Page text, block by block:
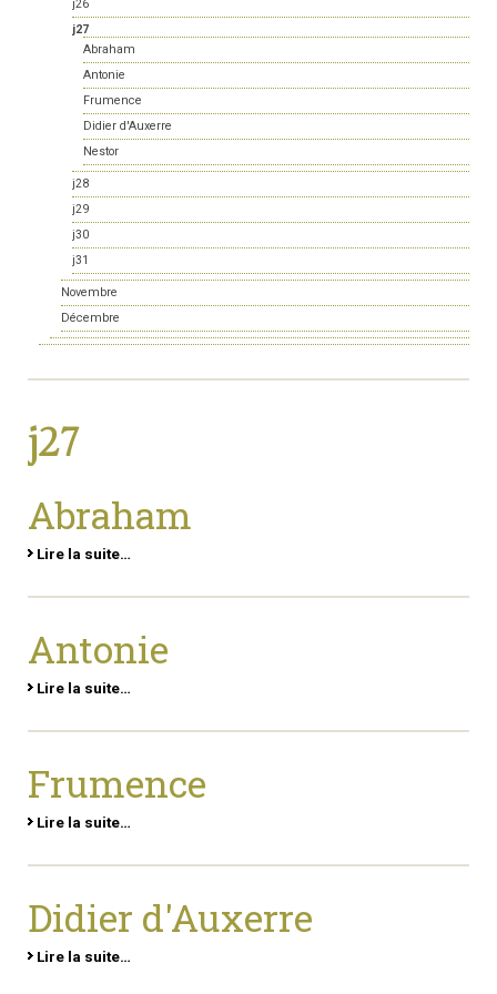
j26
j27
Abraham
Antonie
Frumence
Didier d'Auxerre
Nestor
j28
j29
j30
j31
Novembre
Décembre
j27
Abraham
Lire la suite…
Antonie
Lire la suite…
Frumence
Lire la suite…
Didier d'Auxerre
Lire la suite…